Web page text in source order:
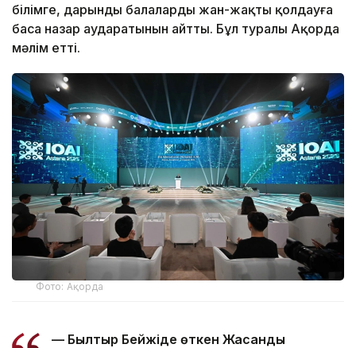
білімге, дарынды балаларды жан-жақты қолдауға
баса назар аударатынын айтты. Бұл туралы Ақорда
мәлім етті.
Фото: Ақорда
— Былтыр Бейжіңде өткен Жасанды